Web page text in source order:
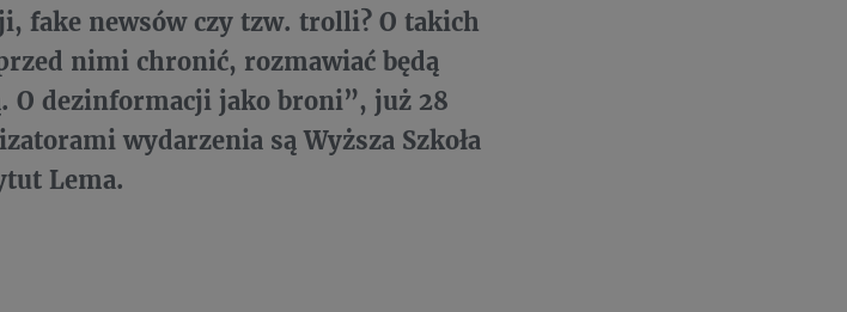
fake newsów czy tzw. trolli? O takich
nimi chronić, rozmawiać będą
O dezinformacji jako broni”, już 28
wydarzenia są Wyższa Szkoła
Lema.